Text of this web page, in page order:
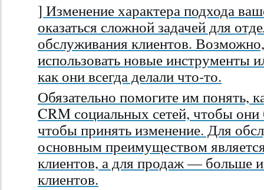
] Изменение характера подхода
оказаться сложной задачей для
обслуживания клиентов.
использовать новые инструменты
как они всегда делали что-то.
Обязательно помогите им понять,
CRM социальных сетей, чтобы
чтобы принять изменение. Для
основным преимуществом
клиентов, а для продаж — больше
клиентов.